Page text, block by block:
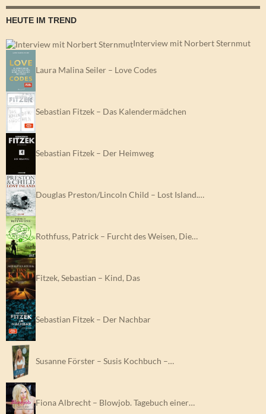
HEUTE IM TREND
Interview mit Norbert Sternmut
Laura Malina Seiler – Love Codes
Sebastian Fitzek – Das Kalendermädchen
Sebastian Fitzek – Der Heimweg
Douglas Preston/Lincoln Child – Lost Island.…
Rothfuss, Patrick – Furcht des Weisen, Die…
Fitzek, Sebastian – Kind, Das
Sebastian Fitzek – Der Nachbar
Susanne Förster – Susis Kochbuch –…
Fiona Albrecht – Blowjob. Tagebuch einer…